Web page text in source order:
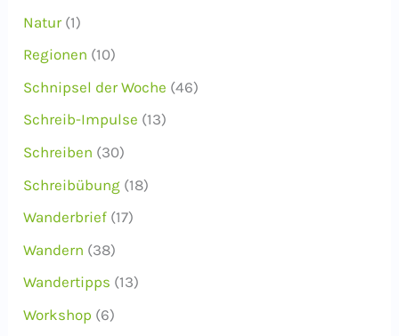
Natur(1)
Regionen (10)
Schnipsel der Woche (46)
Schreib-Impulse (13)
Schreiben (30)
Schreibübung (18)
Wanderbrief (17)
Wandern (38)
Wandertipps (13)
Workshop (6)